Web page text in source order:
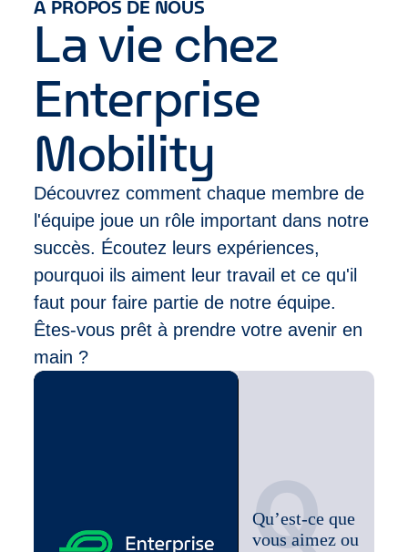
un chiffre d'affaires de près de 39 milliards de dollars
grâce à un réseau de plus de 9 500 succursales
situées dans des quartiers et des aéroports de plus
Ventes et Service Client (exemples : ventes à
commission ou au détail, expérience en
restauration, hôtellerie ou dans un centre
d’appels)
Leadership (exemples : athlète/sport
compétitif, compétition de cas,
clubs/associations, ou service militaire)
Q
Qu’est-ce que
vous aimez ou
A PROPOS DE NOUS
La vie chez
Enterprise
Mobility
Découvrez comment chaque membre de
l'équipe joue un rôle important dans notre
succès. Écoutez leurs expériences,
pourquoi ils aiment leur travail et ce qu'il
faut pour faire partie de notre équipe.
Êtes-vous prêt à prendre votre avenir en
main ?